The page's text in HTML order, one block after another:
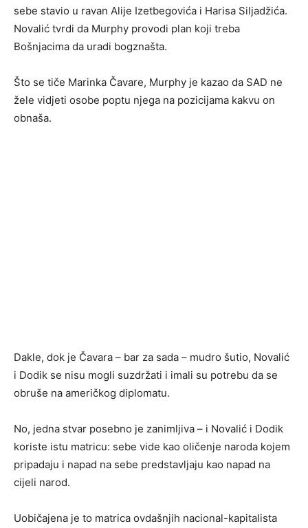
sebe stavio u ravan Alije Izetbegovića i Harisa Siljadžića.
Novalić tvrdi da Murphy provodi plan koji treba
Bošnjacima da uradi bogznašta.
Što se tiče Marinka Čavare, Murphy je kazao da SAD ne
žele vidjeti osobe poptu njega na pozicijama kakvu on
obnaša.
Dakle, dok je Čavara – bar za sada – mudro šutio, Novalić
i Dodik se nisu mogli suzdržati i imali su potrebu da se
obruše na američkog diplomatu.
No, jedna stvar posebno je zanimljiva – i Novalić i Dodik
koriste istu matricu: sebe vide kao oličenje naroda kojem
pripadaju i napad na sebe predstavljaju kao napad na
cijeli narod.
Uobičajena je to matrica ovdašnjih nacional-kapitalista